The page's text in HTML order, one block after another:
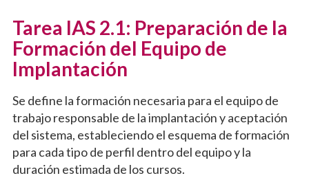
Tarea IAS 2.1: Preparación de la
Formación del Equipo de
Implantación
Se define la formación necesaria para el equipo de
trabajo responsable de la implantación y aceptación
del sistema, estableciendo el esquema de formación
para cada tipo de perfil dentro del equipo y la
duración estimada de los cursos.